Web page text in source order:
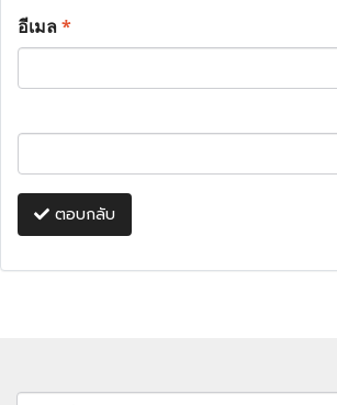
อีเมล*
ตอบกลับ